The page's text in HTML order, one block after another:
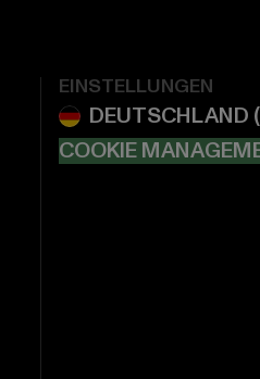
EINSTELLUNGEN
COOKIE